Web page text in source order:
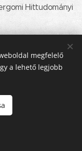
Hittudományi
| 7624 Pécs, Alajos u.
megfelelő
a lehető legjobb